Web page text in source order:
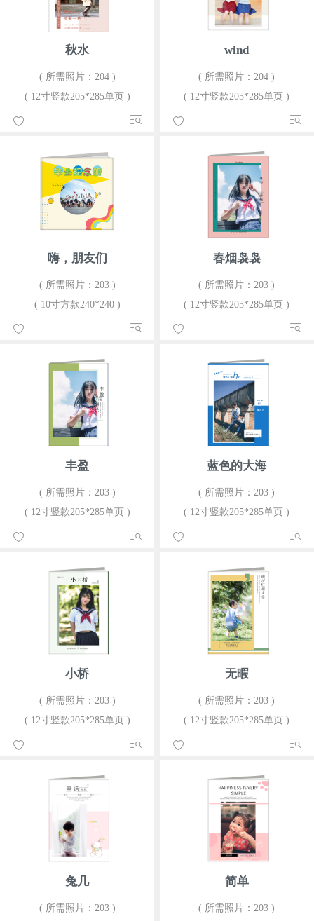
秋水
( 所需照片：204 )
( 12寸竖款205*285单页 )
wind
( 所需照片：204 )
( 12寸竖款205*285单页 )
嗨，朋友们
( 所需照片：203 )
( 10寸方款240*240 )
春烟袅袅
( 所需照片：203 )
( 12寸竖款205*285单页 )
丰盈
( 所需照片：203 )
( 12寸竖款205*285单页 )
蓝色的大海
( 所需照片：203 )
( 12寸竖款205*285单页 )
小桥
( 所需照片：203 )
( 12寸竖款205*285单页 )
无暇
( 所需照片：203 )
( 12寸竖款205*285单页 )
兔几
( 所需照片：203 )
简单
( 所需照片：203 )